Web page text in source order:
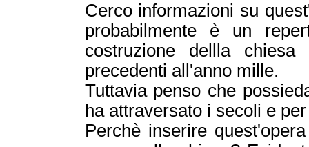
Cerco informazioni su
probabilmente è un
costruzione dellla
precedenti all'anno mille.
Tuttavia penso che
ha attraversato i secoli e
Perchè inserire